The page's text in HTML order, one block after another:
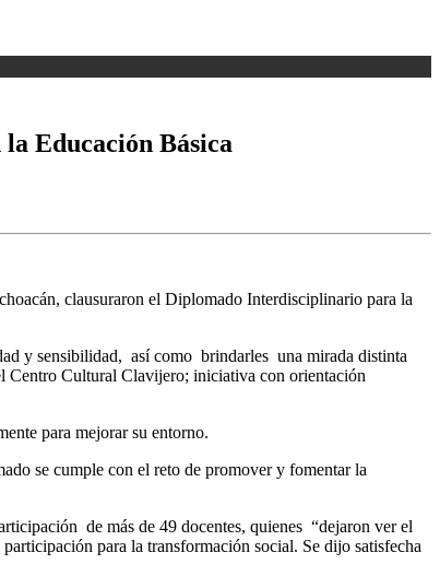
Educación Básica
clausuraron el Diplomado Interdisciplinario para la
y sensibilidad, así como brindarles una mirada distinta
Centro Cultural Clavijero; iniciativa con orientación
para mejorar su entorno.
se cumple con el reto de promover y fomentar la
de más de 49 docentes, quienes “dejaron ver el
para la transformación social. Se dijo satisfecha